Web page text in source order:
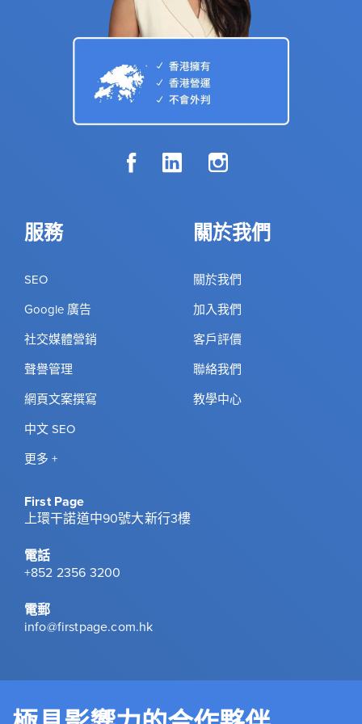
服務
SEO
Google 廣告
社交媒體營銷
聲譽管理
網頁文案撰寫
中文 SEO
更多 +
關於我們
關於我們
加入我們
客戶評價
聯絡我們
教學中心
First Page
上環干諾道中90號大新行3樓
電話
+852 2356 3200
電郵
info@firstpage.com.hk